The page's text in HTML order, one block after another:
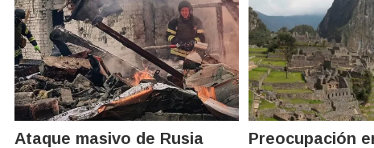
Ataque masivo de Rusia
Preocupación